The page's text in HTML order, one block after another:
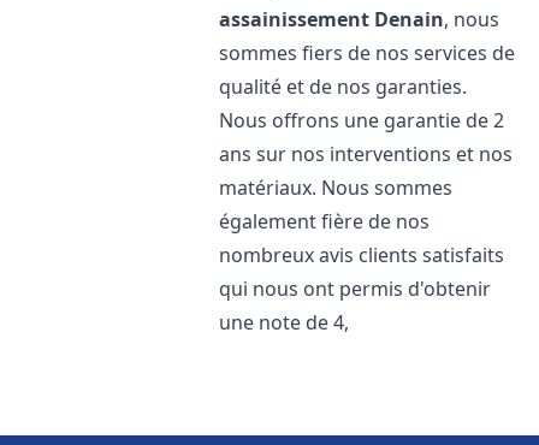
assainissement Denain, nous
sommes fiers de nos services de
qualité et de nos garanties.
Nous offrons une garantie de 2
ans sur nos interventions et nos
matériaux. Nous sommes
également fière de nos
nombreux avis clients satisfaits
qui nous ont permis d'obtenir
une note de 4,